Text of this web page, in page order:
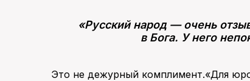
«Русский народ — очень
в Бога. У него
Это не дежурный комплимент.«Для